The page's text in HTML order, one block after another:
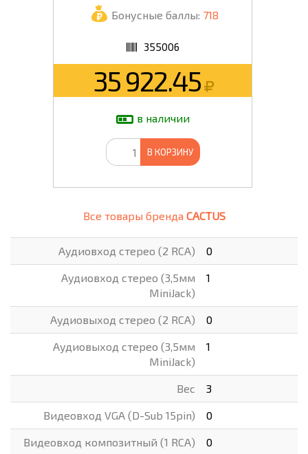
Бонусные баллы: 718
355006
35 922.45
в наличии
В КОРЗИНУ
Все товары бренда CACTUS
Аудиовход стерео (2 RCA) 0
Аудиовход стерео (3,5мм
MiniJack)
1
Аудиовыход стерео (2 RCA) 0
Аудиовыход стерео (3,5мм
MiniJack)
1
Вес 3
Видеовход VGA (D-Sub 15pin) 0
Видеовход композитный (1 RCA) 0